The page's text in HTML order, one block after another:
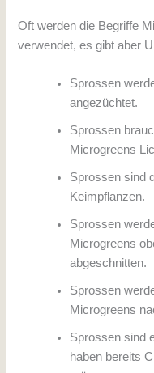
Oft werden die Begriffe
verwendet, es gibt aber
Sprossen
angezüchtet.
Sprossen
Microgreens
Sprossen sind
Keimpflanzen.
Sprossen
Microgreens
abgeschnitten.
Sprossen
Microgreens
Sprossen sind
haben bereits